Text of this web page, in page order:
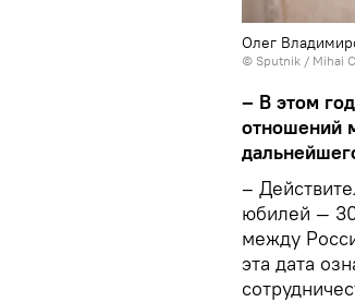
Олег
© Sputnik / Mihai
– В этом
отношений
–
юбилей —
между
эта дата